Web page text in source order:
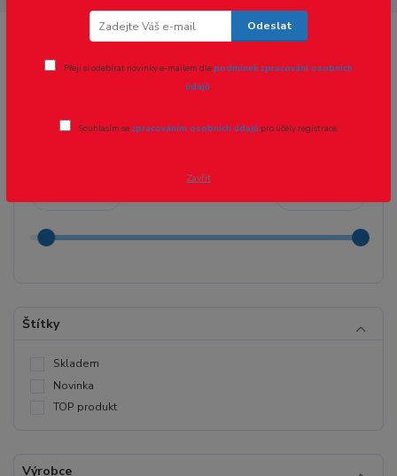
Cena:
Štítky
Skladem
Novinka
TOP produkt
Výrobce
Odeslat
Přeji si odebírat novinky e-mailem dlepodmínek zpracování osobních
údajů.
Souhlasím se zpracováním osobních údajů pro účely registrace.
Zavřít